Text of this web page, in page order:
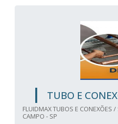
TUBO E
FLUIDMAX TUBOS E CONEXÕES
CAMPO - SP